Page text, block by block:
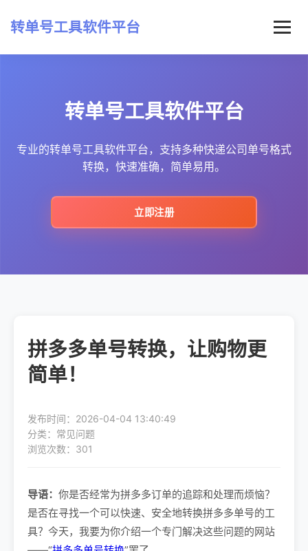
转单号工具软件平台
常见问题
最新资讯
转单号工具软件平台
专业的转单号工具软件平台，支持多种快递公司单号格式
转换，快速准确，简单易用。
立即注册
拼多多单号转换，让购物更
简单！
发布时间：2026-04-04 13:40:49
分类：常见问题
浏览次数：301
导语： 你是否经常为拼多多订单的追踪和处理而烦恼？
是否在寻找一个可以快速、安全地转换拼多多单号的工
具？今天，我要为你介绍一个专门解决这些问题的网站